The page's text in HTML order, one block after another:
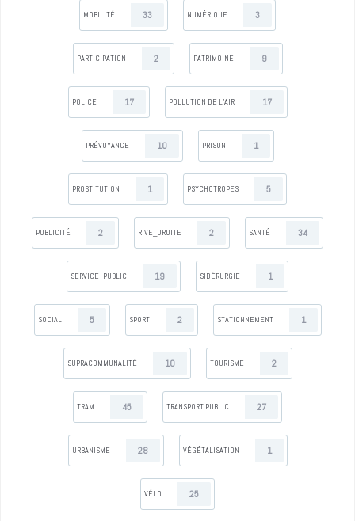
MOBILITÉ 33 NUMÉRIQUE 3
PARTICIPATION 2 PATRIMOINE 9
POLICE 17 POLLUTION DE L’AIR 17
PRÉVOYANCE 10 PRISON 1
PROSTITUTION 1 PSYCHOTROPES 5
PUBLICITÉ 2 RIVE_DROITE 2 SANTÉ 34
SERVICE_PUBLIC 19 SIDÉRURGIE 1
SOCIAL 5 SPORT 2 STATIONNEMENT 1
SUPRACOMMUNALITÉ 10 TOURISME 2
TRAM 45 TRANSPORT PUBLIC 27
URBANISME 28 VÉGÉTALISATION 1
VÉLO 25